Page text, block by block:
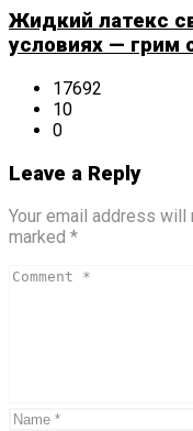
Жидкий латекс
условиях — грим
17692
10
0
Leave a Reply
Your email address
marked *